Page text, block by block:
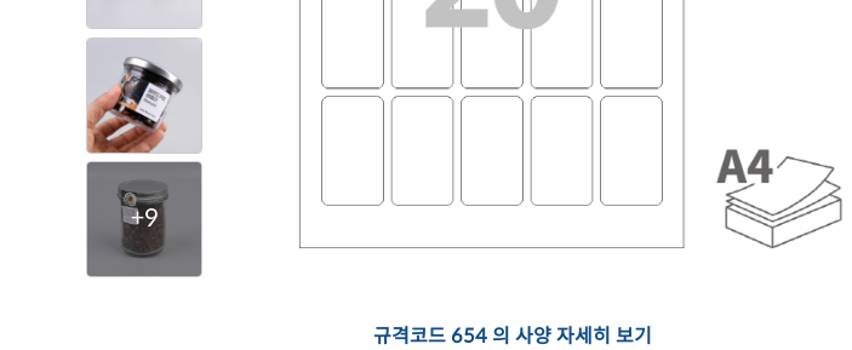
+9
규격코드 654 의 사양 자세히 보기